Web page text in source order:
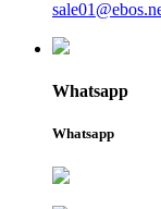
Whatsapp
Whatsapp